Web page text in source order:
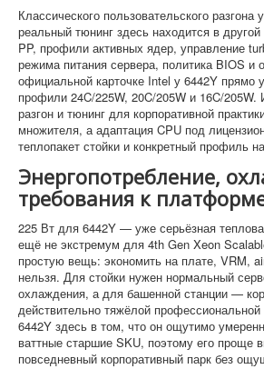
Классического пользовательского разгона
реальный тюнинг здесь находится в
PP, профили активных ядер, управление
режима питания сервера, политика BIOS и
официальной карточке Intel у 6442Y прямо
профили 24C/225W, 20C/205W и 16C/205W.
разгон и тюнинг для корпоративной
множителя, а адаптация CPU под
теплопакет стойки и конкретный профиль
Энергопотребление,
требования к
225 Вт для 6442Y — уже серьёзная
ещё не экстремум для 4th Gen Xeon
простую вещь: экономить на плате, VRM,
нельзя. Для стойки нужен нормальный
охлаждения, а для башенной станции —
действительно тяжёлой
6442Y здесь в том, что он ощутимо
ваттные старшие SKU, поэтому его проще
повседневный корпоративный парк без